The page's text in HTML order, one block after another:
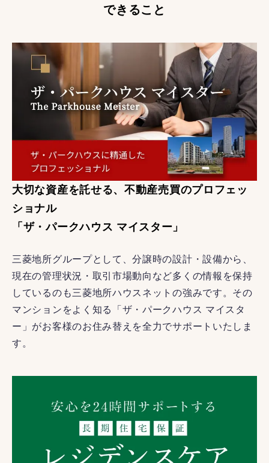
できること
大切な資産を託せる、不動産売買のプロフェッ
ショナル
「ザ・パークハウス マイスター」
三菱地所グループとして、分譲時の設計・設備から、
現在の管理状況・取引市場動向など多くの情報を保持
しているのも三菱地所ハウスネットの強みです。その
マンションをよく知る「ザ・パークハウス マイスタ
ー」がお客様のお住み替えを全力でサポートいたしま
す。